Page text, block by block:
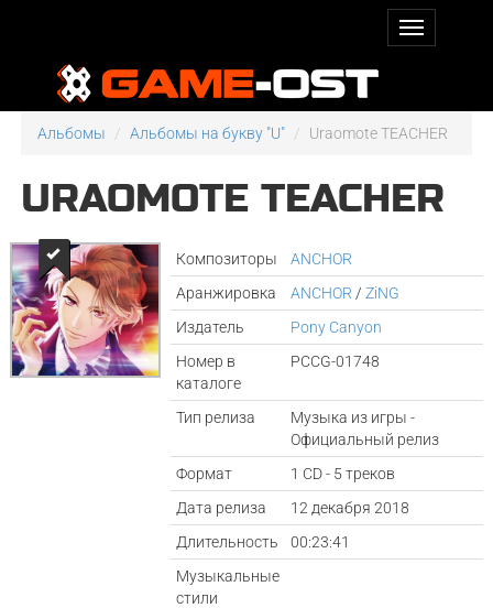
Альбомы Альбомы на букву "U" Uraomote TEACHER
URAOMOTE TEACHER
Композиторы
ANCHOR
Аранжировка
ANCHOR /ZiNG
Издатель
Pony Canyon
Номер в
каталоге
PCCG-01748
Тип релиза
Музыка из игры -
Официальный релиз
Формат
1 CD - 5 треков
Дата релиза
12 декабря 2018
Длительность
00:23:41
Музыкальные
стили